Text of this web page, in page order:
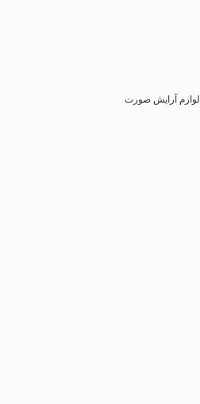
لوازم آرایش صورت